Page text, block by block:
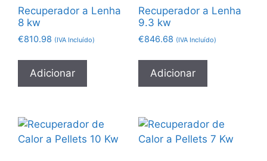
Recuperador a Lenha
8 kw
€810.98 (IVA Incluído)
Adicionar
Recuperador a Lenha
9.3 kw
€846.68 (IVA Incluído)
Adicionar